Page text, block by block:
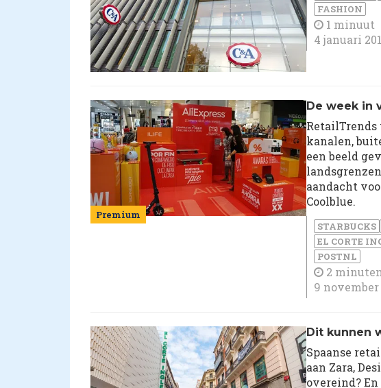
FASHION
1 minuut
4 januari
Premium
De week in
kanalen,
een beeld
aandacht
Coolblue.
STARBUCKS
EL CORTE
POSTNL
2 minuten
9 november
Dit kunnen
Spaanse
aan Zara,
overeind?